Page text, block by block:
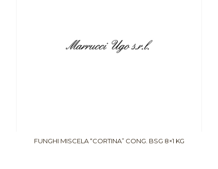
FUNGHI MISCELA “CORTINA” CONG. BSG 8×1 KG